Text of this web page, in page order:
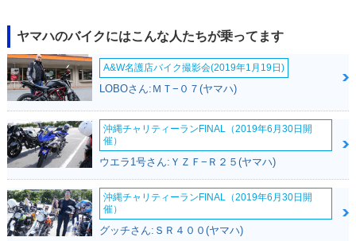
2017年 NMAX AB
S・マイナーチェン
ジ
2016年 NMAX・新
登場
ヤマハのバイクにはこんな人たちが乗ってます
A&W名護店バイク撮影会(2019年1月19日)
LOBOさん:ＭＴ−０７(ヤマハ)
沖縄チャリティーランFINAL（2019年6月30日開
催）
ウエラ1号さん:ＹＺＦ−Ｒ２５(ヤマハ)
沖縄チャリティーランFINAL（2019年6月30日開
催）
グッチさん:ＳＲ４００(ヤマハ)